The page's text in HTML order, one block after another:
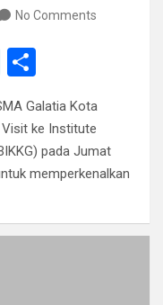
No Comments
Li
ke
dI
n
ar
e
Galatia Kota
ke Institute
pada Jumat
memperkenalkan